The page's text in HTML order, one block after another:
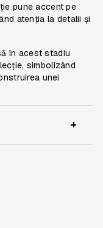
pune accent pe
atenția la detalii și
în acest stadiu
simbolizând
unei
+